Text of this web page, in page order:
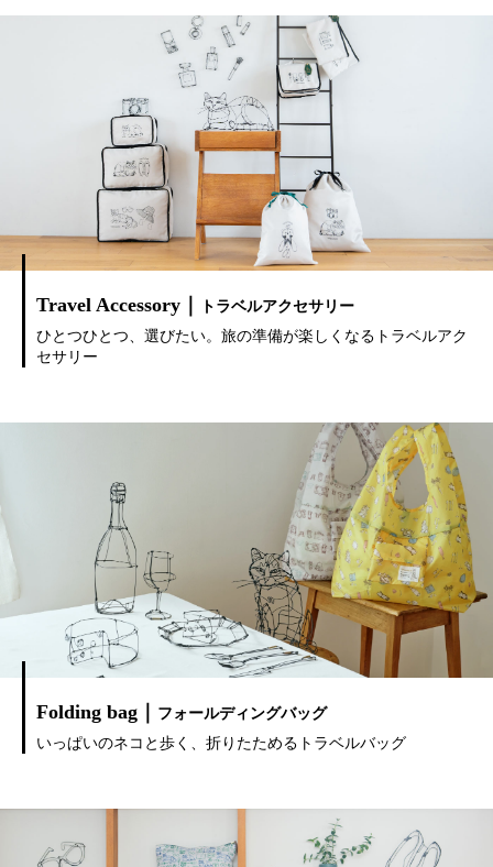
Travel Accessory｜
トラベルアクセサリー
ひとつひとつ、選びたい。旅の準備が楽しくなるトラベルアク
セサリー
Folding bag｜
フォールディングバッグ
いっぱいのネコと歩く、折りたためるトラベルバッグ